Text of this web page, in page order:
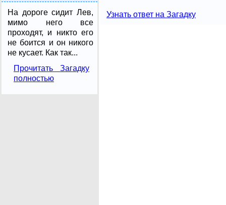
На дороге сидит Лев,
мимо него все
проходят, и никто его
не боится и он никого
не кусает. Как так...
Прочитать Загадку
полностью
Узнать ответ на Загадку